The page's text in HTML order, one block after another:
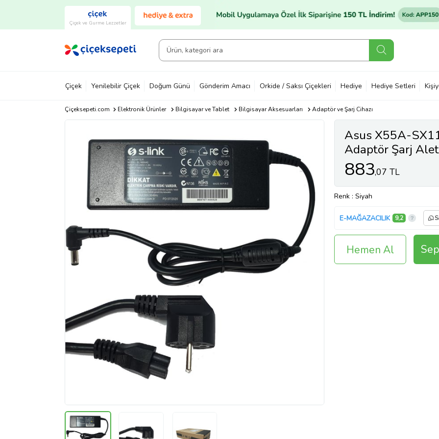
Çiçek ve Gurme Lezzetler
Çiçek Yenilebilir Çiçek Doğum Günü Gönderim Amacı Orkide / Saksı Çiçekleri Hediye Hediye Setleri
Çiçeksepeti.com Elektronik Ürünler Bilgisayar ve Tablet Bilgisayar Aksesuarları Adaptör ve Şarj Cihazı
Asus X55A-
Adaptör Şarj
883,07 TL
Renk : Siyah
E-MAĞAZACILIK 9,2
Hemen Al